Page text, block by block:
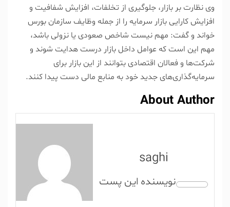
وی نظارت بر بازار، جلوگیری از تخلفات، افزایش شفافیت و
افزایش کارایی بازار سرمایه را از جمله وظایف سازمان بورس
خواند و گفت: مهم نیست شاخص صعودی یا نزولی باشد،
مهم این است که عوامل داخل بازار درست هدایت شوند و
شرکت‌ها و فعالان اقتصادی بتوانند از این بازار برای
سرمایه‌گذاری‌های جدید خود به منابع مالی دست پیدا کنند.
About Author
saghi